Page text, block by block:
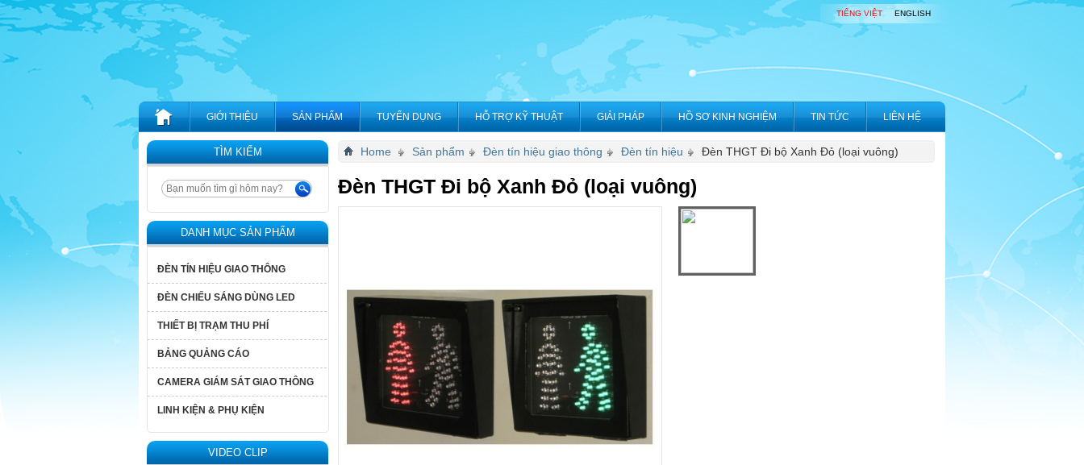
TIẾNG VIỆT ENGLISH
GIỚI THIỆU SẢN PHẨM TUYỂN DỤNG HỖ TRỢ KỸ THUẬT GIẢI PHÁP HỒ SƠ KINH NGHIỆM TIN TỨC LIÊN HỆ
TÌM KIẾM
DANH MỤC SẢN PHẨM
ĐÈN TÍN HIỆU GIAO THÔNG
ĐÈN CHIẾU SÁNG DÙNG LED
THIẾT BỊ TRẠM THU PHÍ
BẢNG QUẢNG CÁO
CAMERA GIÁM SÁT GIAO THÔNG
LINH KIỆN & PHỤ KIỆN
VIDEO CLIP
Home Sản phẩm Đèn tín hiệu giao thông Đèn tín hiệu Đèn THGT Đi bộ Xanh Đỏ (loại vuông)
Đèn THGT Đi bộ Xanh Đỏ (loại vuông)